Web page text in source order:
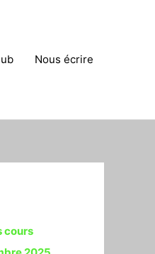
Nous écrire
cours